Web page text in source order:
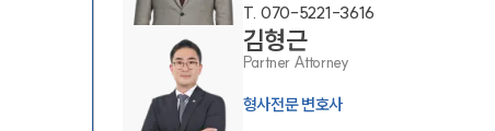
T. 070-5221-3616
김형근
Partner Attorney
형사전문 변호사